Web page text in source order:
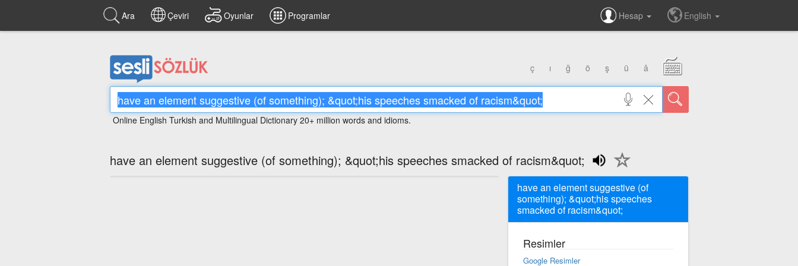
Ara Çeviri Oyunlar Programlar Hesap English
ç ı ğ ö ş ü â
Online English Turkish and Multilingual Dictionary 20+ million words and idioms.
have an element suggestive (of something); &quot;his speeches smacked of racism&quot;
have an element suggestive (of
something); &quot;his speeches
smacked of racism&quot;
Resimler
Google Resimler